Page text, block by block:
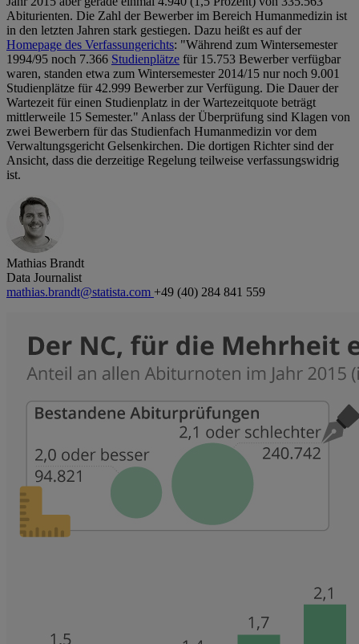
Abiturienten. Die Zahl der Bewerber im Bereich Humanmedizin ist
in den letzten Jahren stark gestiegen. Dazu heißt es auf der
Homepage des Verfassungerichts: "Während zum Wintersemester
1994/95 noch 7.366 Studienplätze für 15.753 Bewerber verfügbar
waren, standen etwa zum Wintersemester 2014/15 nur noch 9.001
Studienplätze für 42.999 Bewerber zur Verfügung. Die Dauer der
Wartezeit für einen Studienplatz in der Wartezeitquote beträgt
mittlerweile 15 Semester." Anlass der Überprüfung sind Klagen von
zwei Bewerbern für das Studienfach Humanmedizin vor dem
Verwaltungsgericht Gelsenkirchen. Die dortigen Richter sind der
Ansicht, dass die derzeitige Regelung teilweise verfassungswidrig
ist.
Mathias Brandt
Data Journalist
mathias.brandt@statista.com +49 (40) 284 841 559